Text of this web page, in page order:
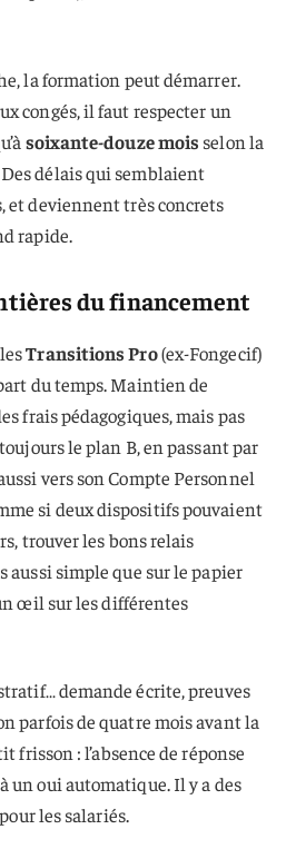
la formation peut démarrer.
congés, il faut respecter un
soixante-douze mois selon la
délais qui semblaient
et deviennent très concrets
rapide.
du financement
Transitions Pro(ex-Fongecif)
du temps. Maintien de
frais pédagogiques, mais pas
le plan B, en passant par
vers son Compte Personnel
si deux dispositifs pouvaient
trouver les bons relais
aussi simple que sur le papier
œil sur les différentes
demande écrite, preuves
parfois de quatre mois avant la
frisson : l’absence de réponse
un oui automatique. Il y a des
les salariés.